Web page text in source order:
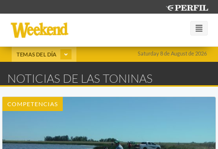
Saturday 8 de August de 2026
TEMAS DEL DÍA
NOTICIAS DE LAS TONINAS
COMPETENCIAS